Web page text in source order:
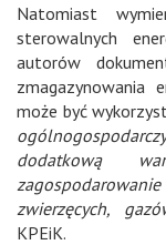
Natomiast
sterowalnych
autorów
zmagazynowania
może być
dodatkową
zwierzęcych,
KPEiK.